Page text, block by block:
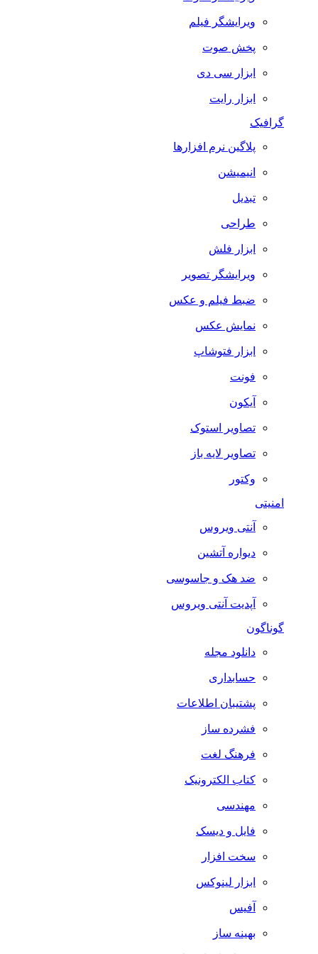
ویرایشگر فیلم
پخش صوت
ابزار سی دی
ابزار رایت
گرافیک
پلاگین نرم افزارها
انیمیشن
تبدیل
طراحی
ابزار فلش
ویرایشگر تصویر
ضبط فيلم و عكس
نمایش عکس
ابزار فتوشاپ
فونت
آیکون
تصاویر استوک
تصاویر لایه باز
وکتور
امنیتی
آنتی ویروس
دیواره آتشین
ضد هک و جاسوسی
آپدیت آنتی ویروس
گوناگون
دانلود مجله
حسابداری
پشتیبان اطلاعات
فشرده ساز
فرهنگ لغت
کتاب الکترونیک
مهندسی
فایل و دیسک
سخت افزار
ابزار لینوکس
آفیس
بهینه ساز